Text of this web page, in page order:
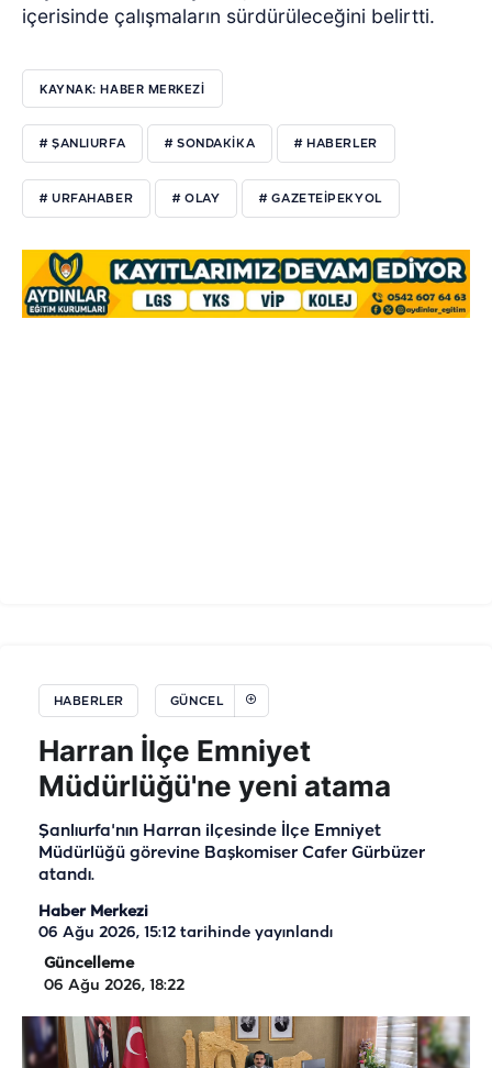
içerisinde çalışmaların sürdürüleceğini belirtti.
KAYNAK: HABER MERKEZI
# ŞANLIURFA # SONDAKIKA # HABERLER
# URFAHABER # OLAY # GAZETEIPEKYOL
HABERLER GÜNCEL
Harran İlçe Emniyet
Müdürlüğü'ne yeni atama
Şanlıurfa'nın Harran ilçesinde İlçe Emniyet
Müdürlüğü görevine Başkomiser Cafer Gürbüzer
atandı.
Haber Merkezi
06 Ağu 2026, 15:12 tarihinde yayınlandı
Güncelleme
06 Ağu 2026, 18:22